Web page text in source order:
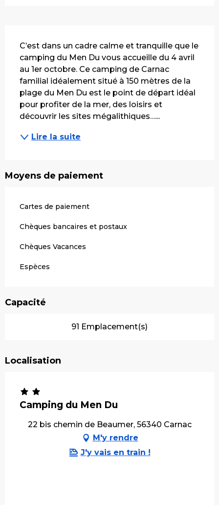
C’est dans un cadre calme et tranquille que le
camping du Men Du vous accueille du 4 avril
au 1er octobre. Ce camping de Carnac
familial idéalement situé à 150 mètres de la
plage du Men Du est le point de départ idéal
pour profiter de la mer, des loisirs et
découvrir les sites mégalithiques…...
Lire la suite
Moyens de paiement
Cartes de paiement
Chèques bancaires et postaux
Chèques Vacances
Espèces
Capacité
91 Emplacement(s)
Localisation
Camping du Men Du
22 bis chemin de Beaumer, 56340 Carnac
M'y rendre
J'y vais en train !